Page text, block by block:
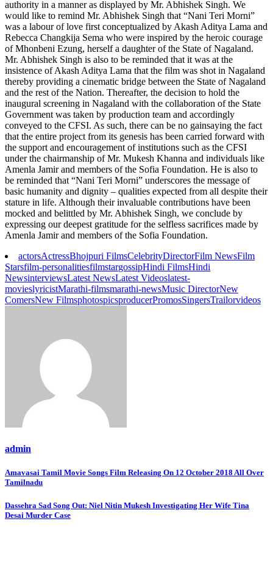
authority in a manner as displayed by Mr. Abhishek Singh. We
would like to remind Mr. Abhishek Singh that “Nani Teri Morni”
was a labour of love first conceptualized by Akash Aditya Lama and
Rebecca Changkija Sema who were inspired by the heroic courage
of Mhonbeni Ezung, herself a daughter of the State of Nagaland.
Mr. Abhishek Singh is also to be reminded that it was at the
insistence of Akash Aditya Lama that the film was shot in Nagaland
thereby providing a cinematic bridge between the State of Nagaland
and the rest of the Nation. Thereafter, the decision to hold the
inaugural screening in Nagaland with the collaboration of the State
Government was taken by production team and accordingly
conveyed to the CFSI. As such, there can be no gainsaying the fact
that the entire project from its genesis has been carried forward with
the support and encouragement of institutions such as the CFSI
under the chairmanship of Mr. Mukesh Khanna and individuals like
Amenla Jamir and members of the Sofia Foundation. He is also to
be reminded that “Nani Teri Morni” underscores the message of
basic humanity and dignity – qualities expected from all despite their
stature in life. Although their invaluable contributions have been
mocked and belittled by Mr. Abhishek Singh, we conclude by
expressing our deepest gratitude for the selfless sacrifices made by
Amenla Jamir and members of the Sofia Foundation.
actorsActressBhojpuri FilmsCelebrityDirectorFilm NewsFilm
Starsfilm-personalitiesfilmstargossipHindi FilmsHindi
NewsinterviewsLatest NewsLatest Videoslatest-
movieslyricistMarathi-filmsmarathi-newsMusic DirectorNew
ComersNew FilmsphotospicsproducerPromosSingersTrailorvideos
admin
Post
navigation
Amavasai Tamil Movie Songs Film Releasing On 12 October 2018 All Over
Tamilnadu
Dassehra Sad Song Out: Niel Nitin Mukesh Investigating Her Wife Tina
Desai Murder Case